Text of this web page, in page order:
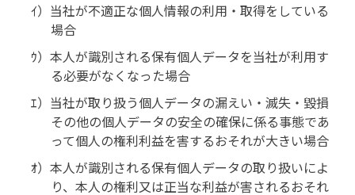
ｲ）当社が不適正な個人情報の利用・取得をしている
場合
ｳ）本人が識別される保有個人データを当社が利用す
る必要がなくなった場合
ｴ）当社が取り扱う個人データの漏えい・滅失・毀損
その他の個人データの安全の確保に係る事態であ
って個人の権利利益を害するおそれが大きい場合
ｵ）本人が識別される保有個人データの取り扱いによ
り、本人の権利又は正当な利益が害されるおそれ